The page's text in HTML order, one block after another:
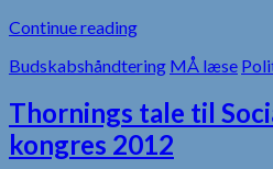
Continue reading
Budskabshåndtering MÅ læse
Thornings tale til
kongres 2012